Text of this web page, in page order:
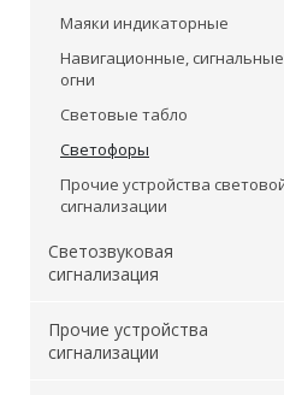
Маяки индикаторные
Навигационные, сигнальные
огни
Световые табло
Светофоры
Прочие устройства
сигнализации
Светозвуковая
сигнализация
Прочие устройства
сигнализации